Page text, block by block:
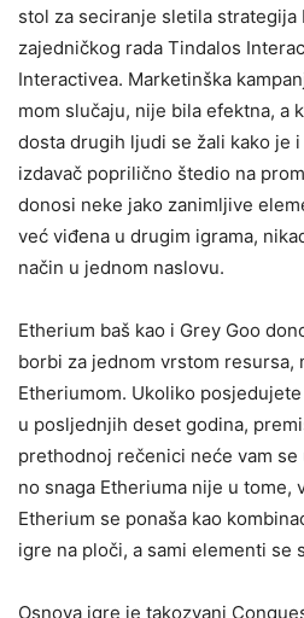
stol za seciranje sletila strategija
zajedničkog rada Tindalos
Interactivea. Marketinška
mom slučaju, nije bila efektna, a
dosta drugih ljudi se žali kako je
izdavač poprilično štedio na
donosi neke jako zanimljive
već viđena u drugim igrama,
način u jednom naslovu.
Etherium baš kao i Grey Goo
borbi za jednom vrstom resursa,
Etheriumom. Ukoliko
u posljednjih deset godina,
prethodnoj rečenici neće vam
no snaga Etheriuma nije u tome,
Etherium se ponaša kao
igre na ploči, a sami elementi se
Osnova igre je takozvani